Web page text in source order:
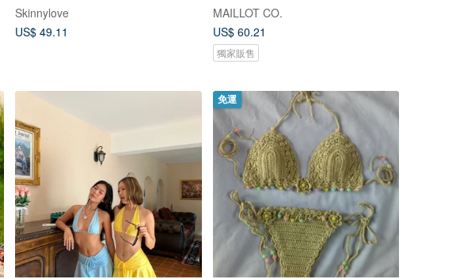
Skinnylove
US$ 49.11
MAILLOT CO.
US$ 60.21
獨家販售
免運